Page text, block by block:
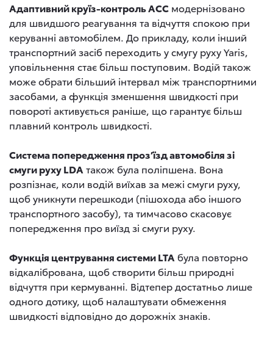
Адаптивний круїз-контроль ACC модернізовано
для швидшого реагування та відчуття спокою при
керуванні автомобілем. До прикладу, коли інший
транспортний засіб переходить у смугу руху Yaris,
уповільнення стає більш поступовим. Водій також
може обрати більший інтервал між транспортними
засобами, а функція зменшення швидкості при
повороті активується раніше, що гарантує більш
плавний контроль швидкості.
Система попередження проз’їзд автомобіля зі
смуги руху LDA також була поліпшена. Вона
розпізнає, коли водій виїхав за межі смуги руху,
щоб уникнути перешкоди (пішохода або іншого
транспортного засобу), та тимчасово скасовує
попередження про виїзд зі смуги руху.
Функція центрування системи LTA була повторно
відкалібрована, щоб створити більш природні
відчуття при кермуванні. Відтепер достатньо лише
одного дотику, щоб налаштувати обмеження
швидкості відповідно до дорожніх знаків.